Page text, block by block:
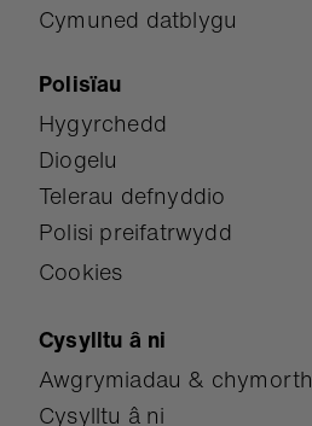
Cymuned datblygu
Polisïau
Hygyrchedd
Diogelu
Telerau defnyddio
Polisi preifatrwydd
Cookies
Cysylltu â ni
Awgrymiadau & chymorth
Cysylltu â ni